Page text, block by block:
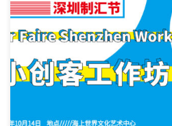
2018 年 10 月 12~14 日，亲子共创
旅吧！